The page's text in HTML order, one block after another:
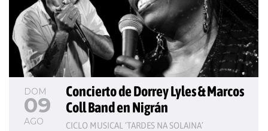
DOM
09
AGO
Concierto de Dorrey Lyles & Marcos
Coll Band en Nigrán
CICLO MUSICAL ‘TARDES NA SOLAINA’